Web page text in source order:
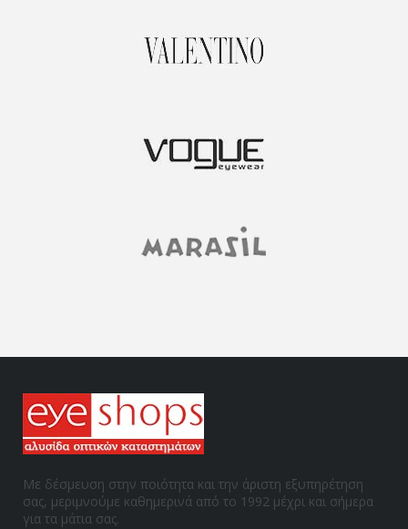
Με δέσμευση στην ποιότητα και την άριστη εξυπηρέτηση
σας, μεριμνούμε καθημερινά από το 1992 μέχρι και σήμερα
για τα μάτια σας.